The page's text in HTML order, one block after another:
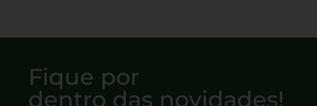
Fique por
dentro das novidades!